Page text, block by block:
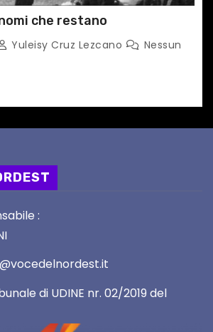
che restano
Yuleisy Cruz Lezcano
Nessun
:
di UDINE nr. 02/2019 del